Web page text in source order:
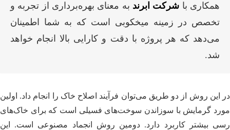
همکاری با شرکت ابرند به معنای بهره‌برداری از تجربه و
تخصص در زمینه میخکوبی است که به شما اطمینان
می‌دهد که هر پروژه با دقت و کارایی بالا انجام خواهد
شد.
در این روش از دو طریق می‌توان فرآیند اصلاح خاک را انجام داد. اولین
مورد گرمایش با سوزاندن سوخت‌های فسیلی است که برای خاک‌های
رسی بیشتر کاربرد دارد. دومین روش انجماد مصنوعی است. این